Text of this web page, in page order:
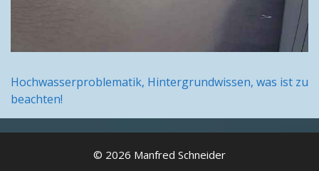
Hochwasserproblematik, Hintergrundwissen, was ist zu
beachten!
© 2026 Manfred Schneider